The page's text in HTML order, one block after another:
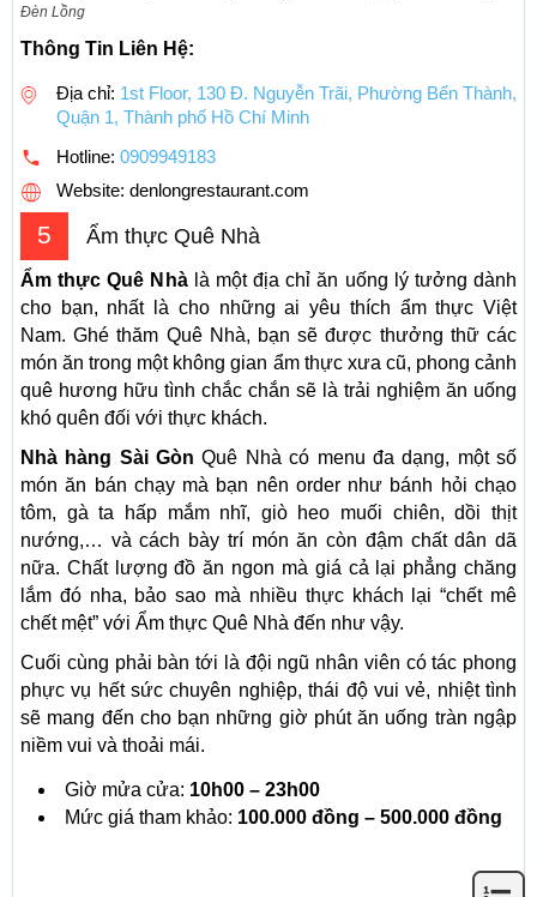
Đèn Lồng
Thông Tin Liên Hệ:
Địa chỉ: 1st Floor, 130 Đ. Nguyễn Trãi, Phường Bến Thành,
Quận 1, Thành phố Hồ Chí Minh
Hotline: 0909949183
Website: denlongrestaurant.com
5 Ẩm thực Quê Nhà
Ẩm thực Quê Nhàlà một địa chỉ ăn uống lý tưởng dành
cho bạn, nhất là cho những ai yêu thích ẩm thực Việt
Nam. Ghé thăm Quê Nhà, bạn sẽ được thưởng thữ các
món ăn trong một không gian ẩm thực xưa cũ, phong cảnh
quê hương hữu tình chắc chắn sẽ là trải nghiệm ăn uống
khó quên đối với thực khách.
Nhà hàng Sài Gòn Quê Nhà có menu đa dạng, một số
món ăn bán chạy mà bạn nên order như bánh hỏi chạo
tôm, gà ta hấp mắm nhĩ, giò heo muối chiên, dồi thịt
nướng,… và cách bày trí món ăn còn đậm chất dân dã
nữa. Chất lượng đồ ăn ngon mà giá cả lại phẳng chăng
lắm đó nha, bảo sao mà nhiều thực khách lại “chết mê
chết mệt” với Ẩm thực Quê Nhà đến như vậy.
Cuối cùng phải bàn tới là đội ngũ nhân viên có tác phong
phực vụ hết sức chuyên nghiệp, thái độ vui vẻ, nhiệt tình
sẽ mang đến cho bạn những giờ phút ăn uống tràn ngập
niềm vui và thoải mái.
Giờ mửa cửa: 10h00 – 23h00
Mức giá tham khảo: 100.000 đồng – 500.000 đồng